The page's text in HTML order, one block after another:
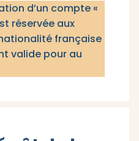
d’un compte «
réservée aux
française
valide pour au